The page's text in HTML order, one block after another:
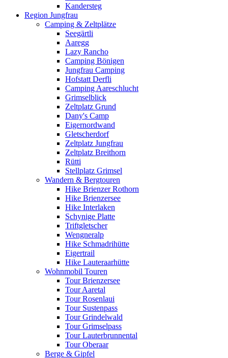
Kandersteg
Region Jungfrau
Camping & Zeltplätze
Seegärtli
Aaregg
Lazy Rancho
Camping Bönigen
Jungfrau Camping
Hofstatt Derfli
Camping Aareschlucht
Grimselblick
Zeltplatz Grund
Dany's Camp
Eigernordwand
Gletscherdorf
Zeltplatz Jungfrau
Zeltplatz Breithorn
Rütti
Stellplatz Grimsel
Wandern & Bergtouren
Hike Brienzer Rothorn
Hike Brienzersee
Hike Interlaken
Schynige Platte
Triftgletscher
Wengneralp
Hike Schmadrihütte
Eigertrail
Hike Lauteraarhütte
Wohnmobil Touren
Tour Brienzersee
Tour Aaretal
Tour Rosenlaui
Tour Sustenpass
Tour Grindelwald
Tour Grimselpass
Tour Lauterbrunnental
Tour Oberaar
Berge & Gipfel